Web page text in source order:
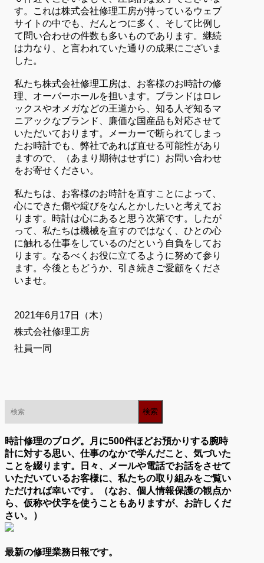
す。これは株式会社修理工房が持っているウェブ
サイトの中でも、だんとつに多く、そして比例し
て問い合わせの件数も多いものであります。継続
は力なり、と言われていた通りの成果にございま
した。
私たち株式会社修理工房は、お客様のお時計の修
理、オーバーホールを担います。ブランドはロレ
ックスやオメガなどの王道から、知る人ぞ知るマ
ニアックなブランド、廉価な国産品も対応させて
いただいております。メーカーで断られてしまっ
たお時計でも、弊社であれば直せる可能性があり
ますので、（あまり期待はせずに）お問い合わせ
をお寄せください。
私たちは、お客様のお時計を直すことによって、
心にできた傷や綻びをなんとかしたいと考えてお
ります。時計は心にあると思う次第です。したが
って、私たちは機械を直すのではなく、ひとの心
に触れる仕事をしているのだという自負をしてお
ります。なるべくお役に立てるように努めて参り
ます。今後ともどうか、引き続きご愛顧をくださ
いませ。
2021年6月17日（木）
株式会社修理工房
社員一同
時計修理のブログ。月に500件ほどお預かりする腕時
計に対する思い、仕事のなかで学んだこと、気づいた
ことを綴ります。日々、メールや電話でお話をさせて
いただいているお客様に、私たちの取り組みをご覧い
ただければ幸いです。（なお、個人情報保護の観点か
ら、仮称や伏字を使うこともありますが、お許しくだ
さい。）
最新の修理業務日報です。